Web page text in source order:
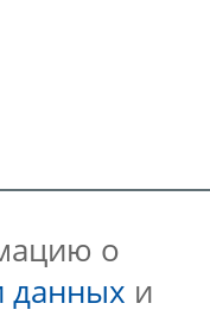
о
данных и